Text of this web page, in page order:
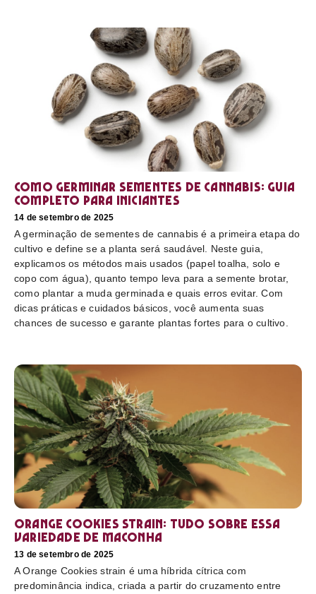
Como germinar sementes de cannabis: guia
completo para iniciantes
14 de setembro de 2025
A germinação de sementes de cannabis é a primeira etapa do
cultivo e define se a planta será saudável. Neste guia,
explicamos os métodos mais usados (papel toalha, solo e
copo com água), quanto tempo leva para a semente brotar,
como plantar a muda germinada e quais erros evitar. Com
dicas práticas e cuidados básicos, você aumenta suas
chances de sucesso e garante plantas fortes para o cultivo.
Orange Cookies strain: tudo sobre essa
variedade de maconha
13 de setembro de 2025
A Orange Cookies strain é uma híbrida cítrica com
predominância indica, criada a partir do cruzamento entre